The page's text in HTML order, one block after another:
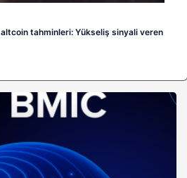
tahminleri: Yükseliş sinyali veren